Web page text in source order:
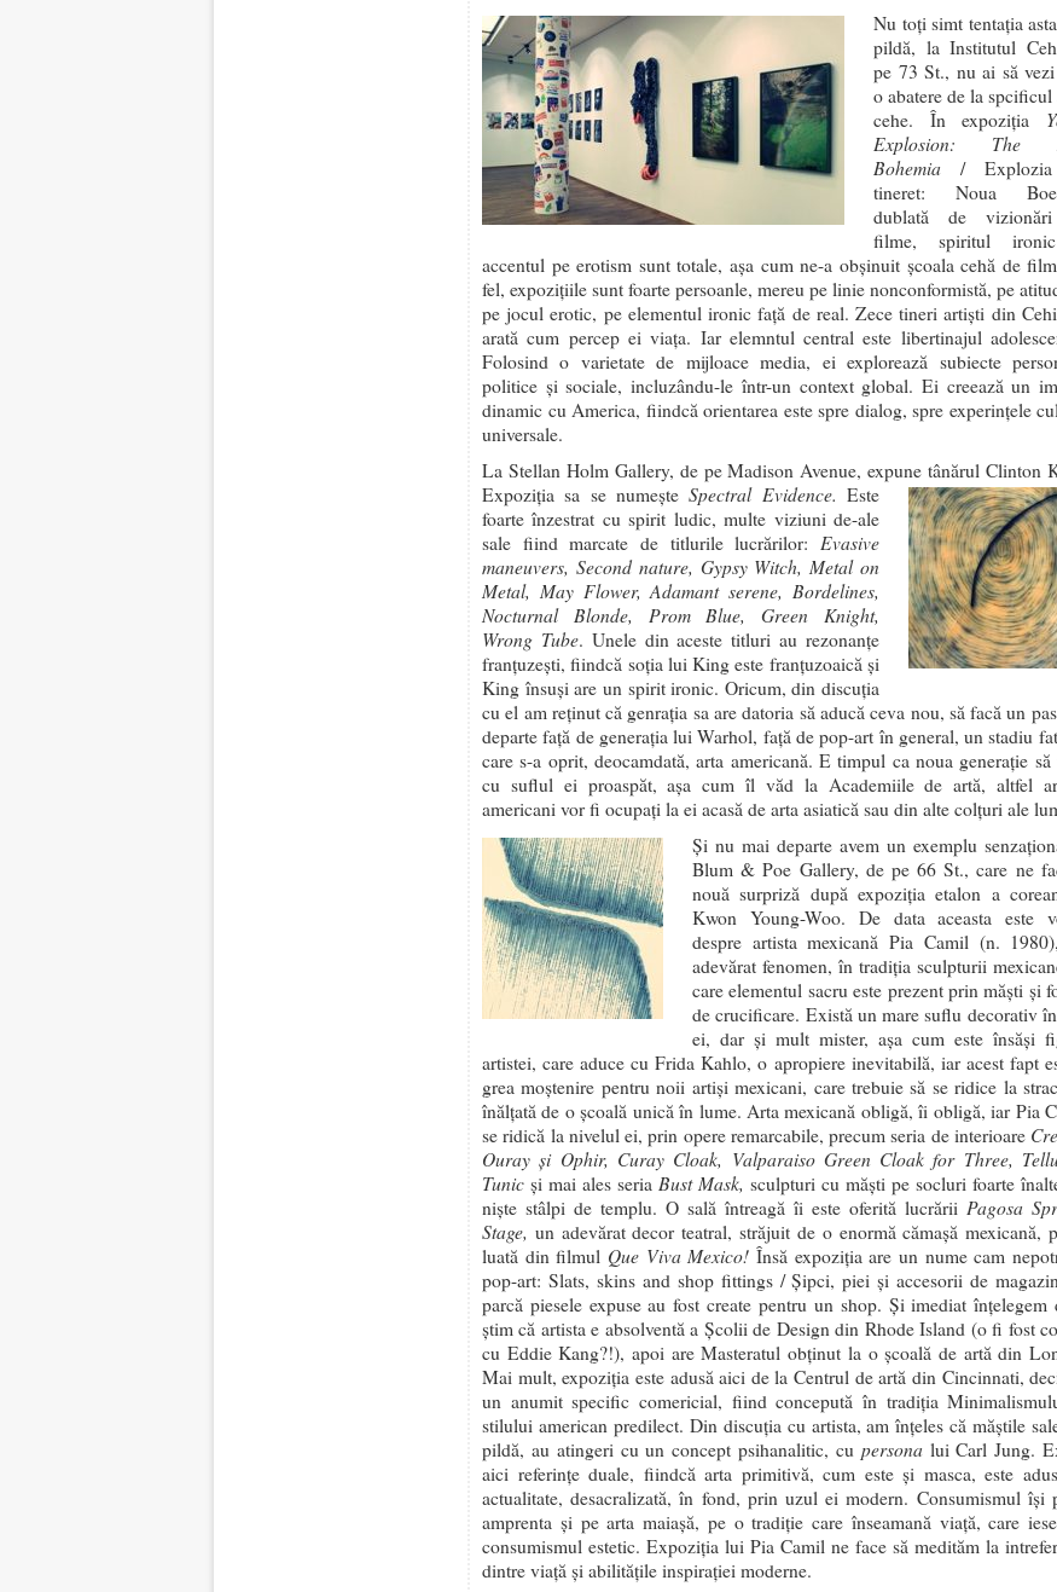
Nu toți simt tentația
pildă, la Institutul
pe 73 St., nu ai să
o abatere de la spcificul
cehe. În expoziția
Explosion: The
Bohemia /
tineret: Noua
dublată de
filme, spiritul
accentul pe erotism sunt totale, așa cum ne-a obșinuit școala cehă de
fel, expozițiile sunt foarte persoanle, mereu pe linie nonconformistă, pe
pe jocul erotic, pe elementul ironic față de real. Zece tineri artiști din
arată cum percep ei viața. Iar elemntul central este libertinajul
Folosind o varietate de mijloace media, ei explorează subiecte
politice și sociale, incluzându-le într-un context global. Ei creează un
dinamic cu America, fiindcă orientarea este spre dialog, spre experințele
universale.
La Stellan Holm Gallery, de pe Madison Avenue, expune tânărul Clinton
Expoziția sa se numeșteSpectral Evidence. Este
foarte înzestrat cu spirit ludic, multe viziuni de-ale
sale fiind marcate de titlurile lucrărilor: Evasive
maneuvers, Second nature, Gypsy Witch, Metal on
Metal, May Flower, Adamant serene, Bordelines,
Nocturnal Blonde, Prom Blue, Green Knight,
Wrong Tube. Unele din aceste titluri au rezonanțe
franțuzești, fiindcă soția lui King este franțuzoaică și
King însuși are un spirit ironic. Oricum, din discuția
cu el am reținut că genrația sa are datoria să aducă ceva nou, să facă un
departe față de generația lui Warhol, față de pop-art în general, un stadiu
care s-a oprit, deocamdată, arta americană. E timpul ca noua generație
cu suflul ei proaspăt, așa cum îl văd la Academiile de artă, altfel
americani vor fi ocupați la ei acasă de arta asiatică sau din alte colțuri ale
Și nu mai departe avem un exemplu
Blum & Poe Gallery, de pe 66 St., care ne
nouă surpriză după expoziția etalon a
Kwon Young-Woo. De data aceasta este
despre artista mexicană Pia Camil (n.
adevărat fenomen, în tradiția sculpturii
care elementul sacru este prezent prin măști și
de crucificare. Există un mare suflu decorativ
ei, dar și mult mister, așa cum este însăși
artistei, care aduce cu Frida Kahlo, o apropiere inevitabilă, iar acest fapt
grea moștenire pentru noii artiși mexicani, care trebuie să se ridice la
înălțată de o școală unică în lume. Arta mexicană obligă, îi obligă, iar Pia
se ridică la nivelul ei, prin opere remarcabile, precum seria de interioare
Ouray și Ophir, Curay Cloak, Valparaiso Green Cloak for Three,
Tunic și mai ales seria Bust Mask, sculpturi cu măști pe socluri foarte
niște stâlpi de templu. O sală întreagă îi este oferită lucrării Pagosa
Stage, un adevărat decor teatral, străjuit de o enormă cămașă mexicană,
luată din filmul Que Viva Mexico! Însă expoziția are un nume cam
pop-art: Slats, skins and shop fittings / Șipci, piei și accesorii de
parcă piesele expuse au fost create pentru un shop. Și imediat înțelegem
știm că artista e absolventă a Școlii de Design din Rhode Island (o fi fost
cu Eddie Kang?!), apoi are Masteratul obținut la o școală de artă din
Mai mult, expoziția este adusă aici de la Centrul de artă din Cincinnati,
un anumit specific comericial, fiind concepută în tradiția
stilului american predilect. Din discuția cu artista, am înțeles că măștile
pildă, au atingeri cu un concept psihanalitic, cu personalui Carl Jung.
aici referințe duale, fiindcă arta primitivă, cum este și masca, este
actualitate, desacralizată, în fond, prin uzul ei modern. Consumismul își
amprenta și pe arta maiașă, pe o tradiție care înseamană viață, care
consumismul estetic. Expoziția lui Pia Camil ne face să medităm la
dintre viață și abilitățile inspirației moderne.